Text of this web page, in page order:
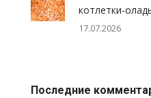
котлетки-
17.07.2026
Последние